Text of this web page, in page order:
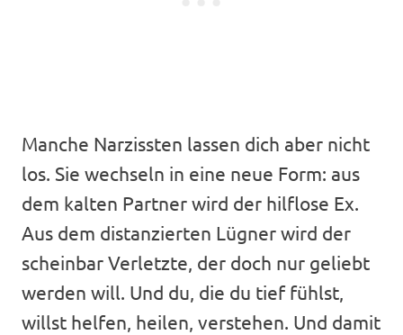
Manche Narzissten lassen dich aber nicht
los. Sie wechseln in eine neue Form: aus
dem kalten Partner wird der hilflose Ex.
Aus dem distanzierten Lügner wird der
scheinbar Verletzte, der doch nur geliebt
werden will. Und du, die du tief fühlst,
willst helfen, heilen, verstehen. Und damit